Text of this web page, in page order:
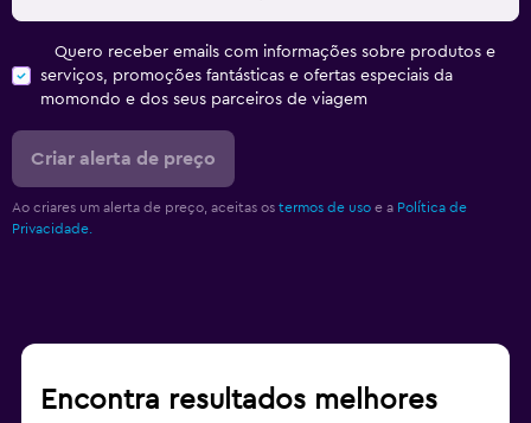
Quero receber emails com informações sobre produtos e
serviços, promoções fantásticas e ofertas especiais da
momondo e dos seus parceiros de viagem
Criar alerta de preço
Ao criares um alerta de preço, aceitas os termos de uso e a Política de
Privacidade.
Encontra resultados melhores